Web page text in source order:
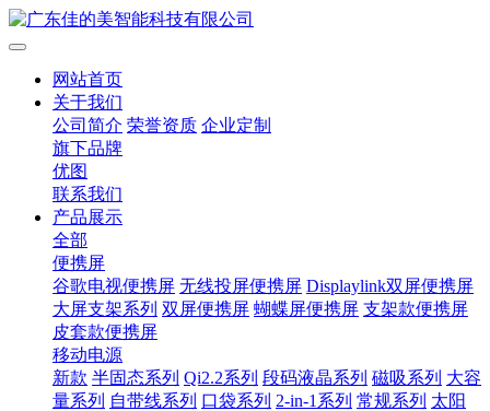
网站首页
关于我们
公司简介 荣誉资质 企业定制
旗下品牌
优图
联系我们
产品展示
全部
便携屏
谷歌电视便携屏 无线投屏便携屏 Displaylink双屏便携屏
大屏支架系列 双屏便携屏 蝴蝶屏便携屏 支架款便携屏
皮套款便携屏
移动电源
新款 半固态系列 Qi2.2系列 段码液晶系列 磁吸系列 大容
量系列 自带线系列 口袋系列 2-in-1系列 常规系列 太阳